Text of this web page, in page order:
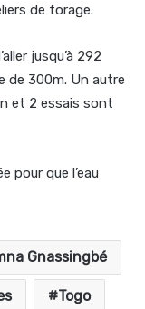
de forage.
jusqu’à 292
de 300m. Un autre
et 2 essais sont
pour que l’eau
Gnassingbé
Togo